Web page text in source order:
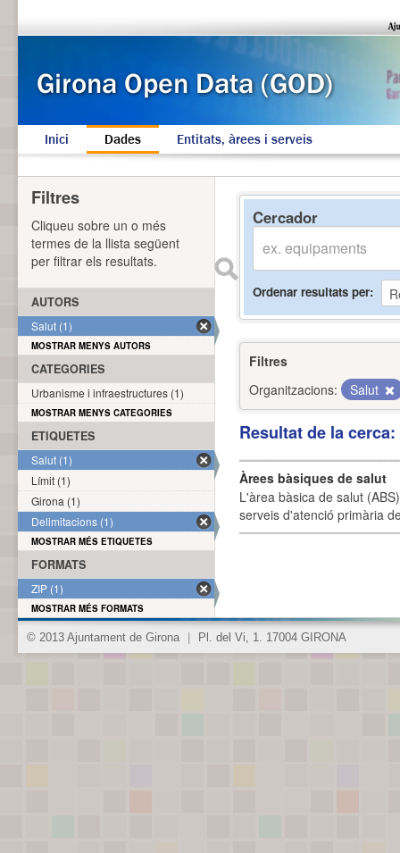
Inici Dades Entitats, àrees i serveis
Cercador
Ordenar resultats per
Filtres
Organitzacions:
Salut
Resultat de la
Àrees bàsiques de salut
L'àrea bàsica de salut
serveis d'atenció primària
Filtres
Cliqueu sobre un o més
termes de la llista següent
per filtrar els resultats.
AUTORS
Salut (1)
MOSTRAR MENYS AUTORS
CATEGORIES
Urbanisme i infraestructures (1)
MOSTRAR MENYS CATEGORIES
ETIQUETES
Salut (1)
Límit (1)
Girona (1)
Delimitacions (1)
MOSTRAR MÉS ETIQUETES
FORMATS
ZIP (1)
MOSTRAR MÉS FORMATS
© 2013 Ajuntament de Girona Pl. del Vi, 1. 17004 GIRONA